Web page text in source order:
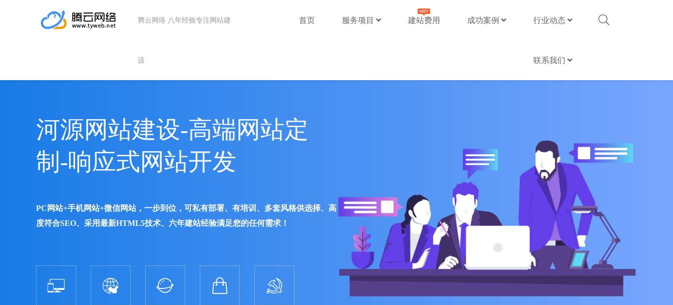
腾云网络 八年经验专注网站建
设
首页 服务项目 建站费用 成功案例 行业动态
联系我们
河源网站建设-高端网站定
制-响应式网站开发
PC网站+手机网站+微信网站，一步到位，可私有部署、有培训、多套风格供选择、高
度符合SEO、采用最新HTML5技术、六年建站经验满足您的任何需求！
    